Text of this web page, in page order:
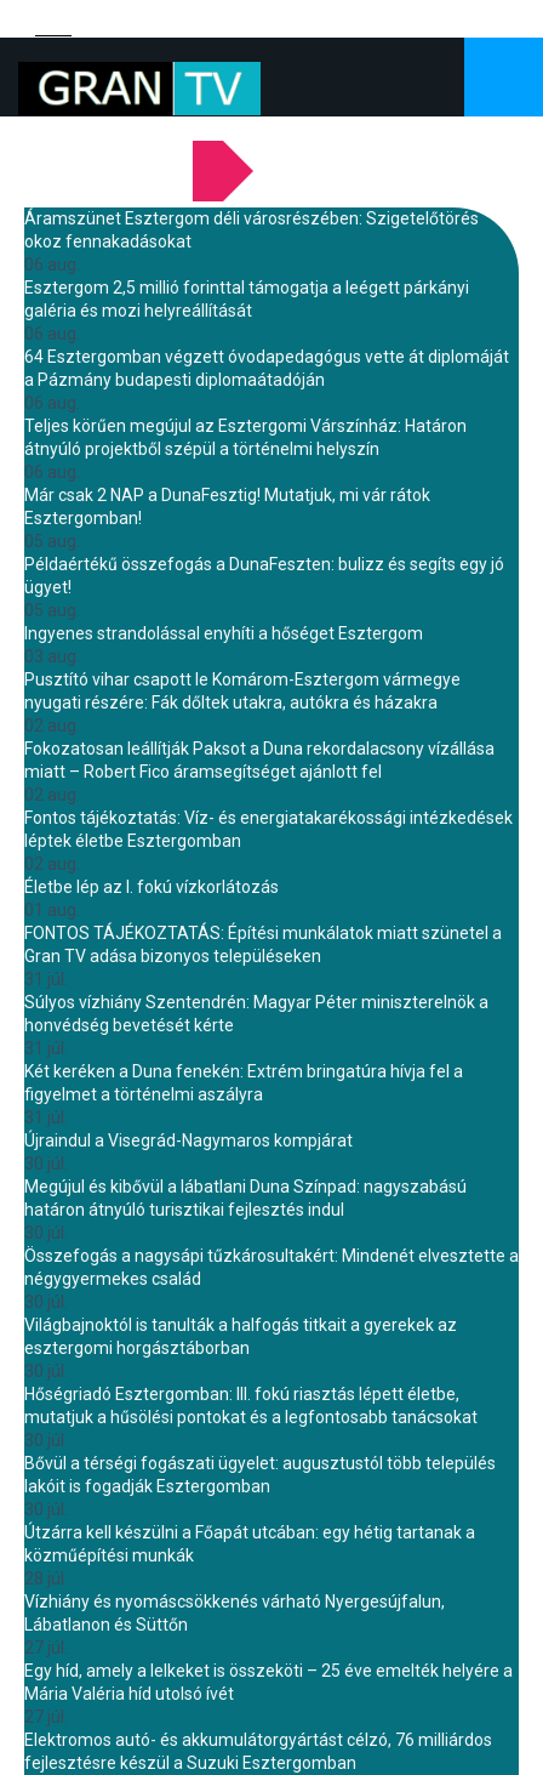
Áramszünet Esztergom déli városrészében: Szigetelőtörés
okoz fennakadásokat
06 aug.
Esztergom 2,5 millió forinttal támogatja a leégett párkányi
galéria és mozi helyreállítását
06 aug.
64 Esztergomban végzett óvodapedagógus vette át diplomáját
a Pázmány budapesti diplomaátadóján
06 aug.
Teljes körűen megújul az Esztergomi Várszínház: Határon
átnyúló projektből szépül a történelmi helyszín
06 aug.
Már csak 2 NAP a DunaFesztig! Mutatjuk, mi vár rátok
Esztergomban!
05 aug.
Példaértékű összefogás a DunaFeszten: bulizz és segíts egy jó
ügyet!
05 aug.
Ingyenes strandolással enyhíti a hőséget Esztergom
03 aug.
Pusztító vihar csapott le Komárom-Esztergom vármegye
nyugati részére: Fák dőltek utakra, autókra és házakra
02 aug.
Fokozatosan leállítják Paksot a Duna rekordalacsony vízállása
miatt – Robert Fico áramsegítséget ajánlott fel
02 aug.
Fontos tájékoztatás: Víz- és energiatakarékossági intézkedések
léptek életbe Esztergomban
02 aug.
Életbe lép az I. fokú vízkorlátozás
01 aug.
FONTOS TÁJÉKOZTATÁS: Építési munkálatok miatt szünetel a
Gran TV adása bizonyos településeken
31 júl.
Súlyos vízhiány Szentendrén: Magyar Péter miniszterelnök a
honvédség bevetését kérte
31 júl.
Két keréken a Duna fenekén: Extrém bringatúra hívja fel a
figyelmet a történelmi aszályra
31 júl.
Újraindul a Visegrád-Nagymaros kompjárat
30 júl.
Megújul és kibővül a lábatlani Duna Színpad: nagyszabású
határon átnyúló turisztikai fejlesztés indul
30 júl.
Összefogás a nagysápi tűzkárosultakért: Mindenét elvesztette a
négygyermekes család
30 júl.
Világbajnoktól is tanulták a halfogás titkait a gyerekek az
esztergomi horgásztáborban
30 júl.
Hőségriadó Esztergomban: III. fokú riasztás lépett életbe,
mutatjuk a hűsölési pontokat és a legfontosabb tanácsokat
30 júl.
Bővül a térségi fogászati ügyelet: augusztustól több település
lakóit is fogadják Esztergomban
30 júl.
Útzárra kell készülni a Főapát utcában: egy hétig tartanak a
közműépítési munkák
28 júl.
Vízhiány és nyomáscsökkenés várható Nyergesújfalun,
Lábatlanon és Süttőn
27 júl.
Egy híd, amely a lelkeket is összeköti – 25 éve emelték helyére a
Mária Valéria híd utolsó ívét
27 júl.
Elektromos autó- és akkumulátorgyártást célzó, 76 milliárdos
fejlesztésre készül a Suzuki Esztergomban